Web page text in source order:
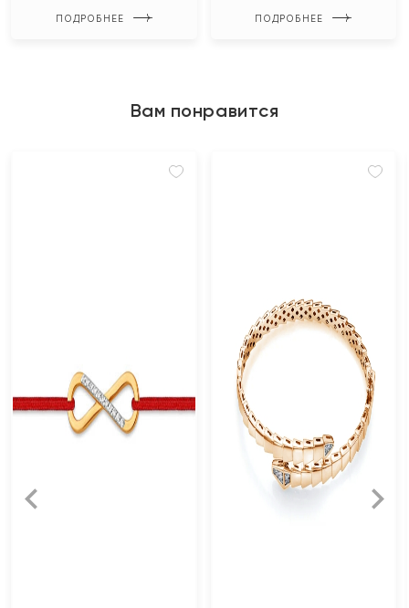
ПОДРОБНЕЕ ПОДРОБНЕЕ
Вам понравится